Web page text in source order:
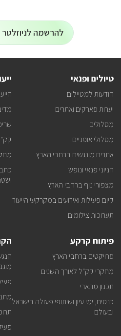
להרשמה לניוזלטר
על
כל
במייל
טיולים ופנאי
הודעות למטיילים
יערות פארקים ואתרים
מסלולים
מסלולי אופניים
אתרים מונגשים ברחבי הארץ
חניוני פנאי ונופש
מצפורי נוף ברחבי הארץ
קיום פעילות ואירועים במקרקעי הייעור
תערוכות צילומים
פיתוח קרקע
פרויקטים ברחבי הארץ
מחקרי קק"ל לאורך השנים
תכנון מתארי
כנסים, ימי עיון ושיתופי פעולה בישראל
ובעולם